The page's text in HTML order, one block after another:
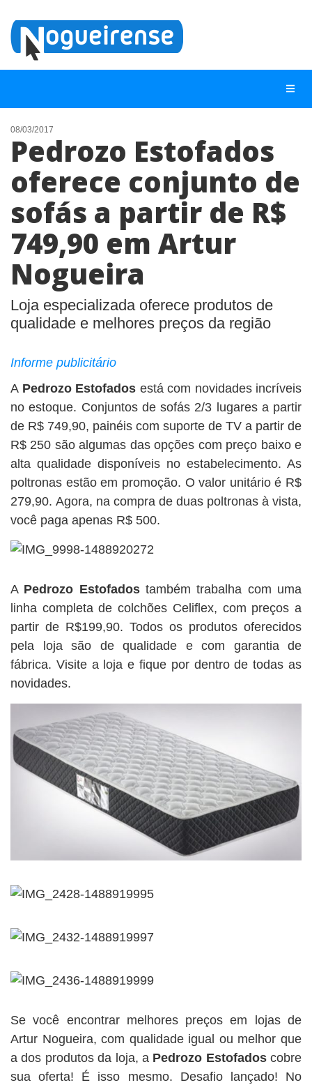
NOTÍCIAS
LISTA DIGITAL
TELEFONES ÚTEIS
CONTATO
ANUNCIE
BUSCAR
08/03/2017
Pedrozo Estofados
oferece conjunto de
sofás a partir de R$
749,90 em Artur
Nogueira
Loja especializada oferece produtos de
qualidade e melhores preços da região
Informe publicitário
A Pedrozo Estofados está com novidades incríveis
no estoque. Conjuntos de sofás 2/3 lugares a partir
de R$ 749,90, painéis com suporte de TV a partir de
R$ 250 são algumas das opções com preço baixo e
alta qualidade disponíveis no estabelecimento. As
poltronas estão em promoção. O valor unitário é R$
279,90. Agora, na compra de duas poltronas à vista,
você paga apenas R$ 500.
A Pedrozo Estofadostambém trabalha com uma
linha completa de colchões Celiflex, com preços a
partir de R$199,90. Todos os produtos oferecidos
pela loja são de qualidade e com garantia de
fábrica. Visite a loja e fique por dentro de todas as
novidades.
Se você encontrar melhores preços em lojas de
Artur Nogueira, com qualidade igual ou melhor que
a dos produtos da loja, a Pedrozo Estofadoscobre
sua oferta! É isso mesmo. Desafio lançado! No